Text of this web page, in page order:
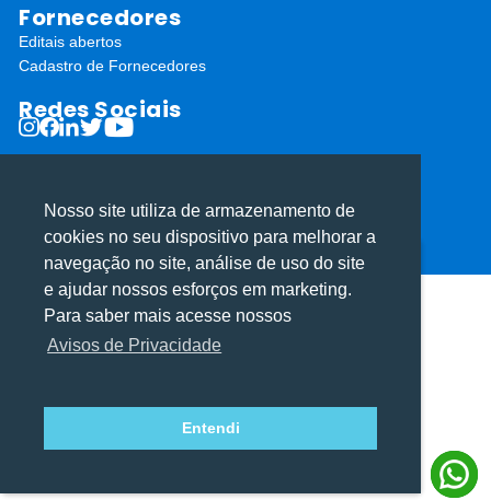
Utilizamos cookies para oferecer melhor
experiência, melhorar o desempenho, analisar
como você interage em nosso site e
personalizar conteúdo.
Recusar Cookies Aceitar Cookies
Utilizamos cookies para oferecer melhor
experiência, melhorar o desempenho, analisar
como você interage em nosso site e
personalizar conteúdo.
Recusar Cookies Aceitar Cookies
Fornecedores
Editais abertos
Cadastro de Fornecedores
Redes Sociais
ⓒ Todos os direitos reservados I Desenvolvido por
Nosso site utiliza de armazenamento de
cookies no seu dispositivo para melhorar a
navegação no site, análise de uso do site
e ajudar nossos esforços em marketing.
Para saber mais acesse nossos
Avisos de Privacidade
Entendi